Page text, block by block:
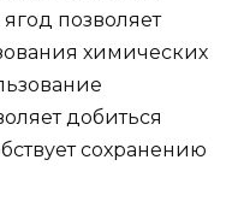
позволяет
химических
добиться
сохранению